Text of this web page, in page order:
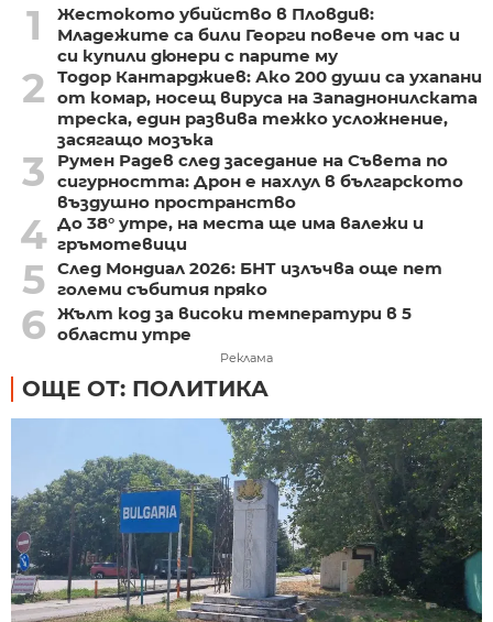
1
Жестокото убийство в Пловдив:
Младежите са били Георги повече от час и
си купили дюнери с парите му
2
Тодор Кантарджиев: Ако 200 души са ухапани
от комар, носещ вируса на Западнонилската
треска, един развива тежко усложнение,
засягащо мозъка
3
Румен Радев след заседание на Съвета по
сигурността: Дрон е нахлул в българското
въздушно пространство
4 До 38° утре, на места ще има валежи и
гръмотевици
5 След Мондиал 2026: БНТ излъчва още пет
големи събития пряко
6 Жълт код за високи температури в 5
области утре
Реклама
ОЩЕ ОТ: ПОЛИТИКА